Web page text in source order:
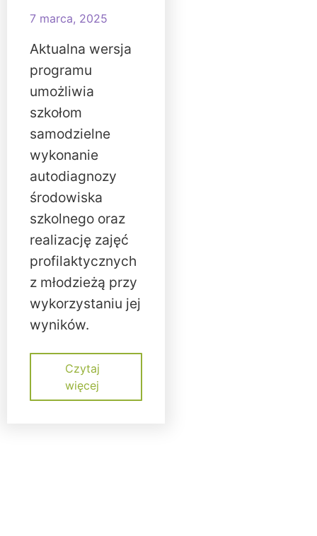
7 marca, 2025
Aktualna wersja
programu
umożliwia
szkołom
samodzielne
wykonanie
autodiagnozy
środowiska
szkolnego oraz
realizację zajęć
profilaktycznych
z młodzieżą przy
wykorzystaniu jej
wyników.
Czytaj
więcej